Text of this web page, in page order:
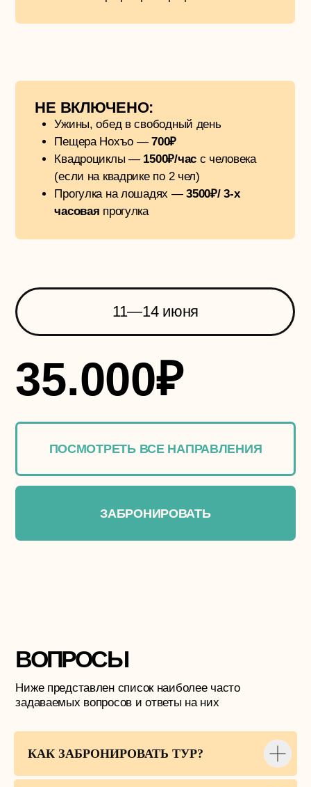
КАК ЗАБРОНИРОВАТЬ ТУР?
ИНН: 6161098943
Политика использования cookies
Политика обработки персональных данных